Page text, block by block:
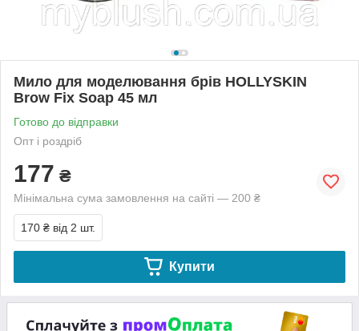
Мило для моделювання брів HOLLYSKIN
Brow Fix Soap 45 мл
Готово до відправки
Опт і роздріб
177 ₴
Мінімальна сума замовлення на сайті — 200 ₴
170 ₴ від 2 шт.
Купити